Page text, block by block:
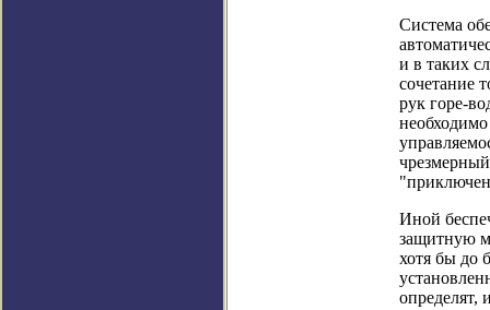
Система
и в таких
сочетание
рук горе-
Иной
защитную
хотя бы до
определят,